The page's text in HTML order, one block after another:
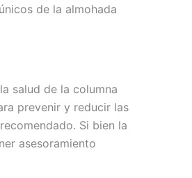
de la almohada
salud de la columna
prevenir y reducir las
Si bien la
asesoramiento